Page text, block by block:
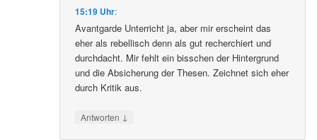
15:19 Uhr:
Avantgarde Unterricht ja, aber mir erscheint das
eher als rebellisch denn als gut recherchiert und
durchdacht. Mir fehlt ein bisschen der Hintergrund
und die Absicherung der Thesen. Zeichnet sich eher
durch Kritik aus.
Antworten ↓